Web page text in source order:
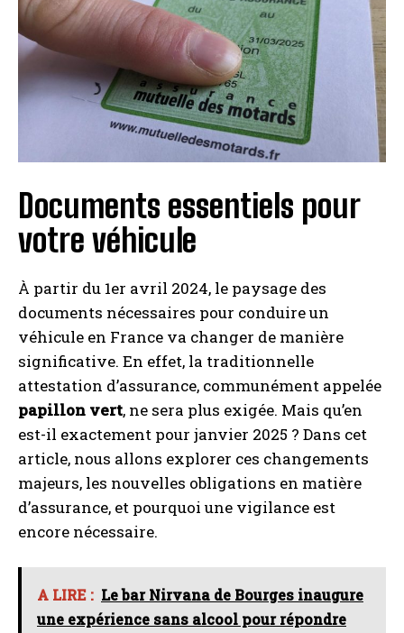
Documents essentiels pour
votre véhicule
À partir du 1er avril 2024, le paysage des
documents nécessaires pour conduire un
véhicule en France va changer de manière
significative. En effet, la traditionnelle
attestation d’assurance, communément appelée
papillon vert, ne sera plus exigée. Mais qu’en
est-il exactement pour janvier 2025 ? Dans cet
article, nous allons explorer ces changements
majeurs, les nouvelles obligations en matière
d’assurance, et pourquoi une vigilance est
encore nécessaire.
A LIRE : Le bar Nirvana de Bourges inaugure
une expérience sans alcool pour répondre